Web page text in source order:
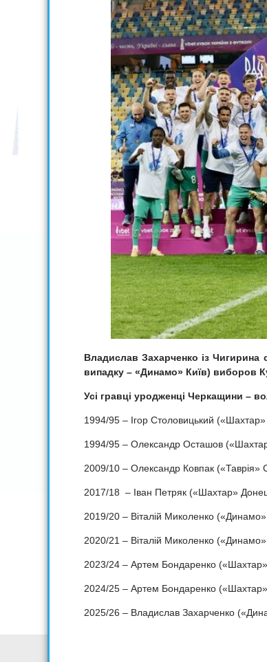
Владислав Захарченко із
випадку – «Динамо» Київ) виборов
Усі гравці уродженці Черкащини –
1994/95 – Ігор Столовицький
1994/95 – Олександр Осташов
2009/10 – Олександр Ковпак («Таврія»
2017/18 – Іван Петряк («Шахтар»
2019/20 – Віталій Миколенко («Динамо»
2020/21 – Віталій Миколенко («Динамо»
2023/24 – Артем Бондаренко
2024/25 – Артем Бондаренко
2025/26 – Владислав Захарченко